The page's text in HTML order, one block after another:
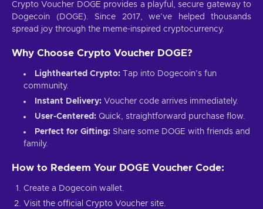
Crypto Voucher DOGE provides a playful, secure gateway to
Dogecoin (DOGE). Since 2017, we’ve helped thousands
spread joy through the meme-inspired cryptocurrency.
Why Choose Crypto Voucher DOGE?
Lighthearted Crypto: Tap into Dogecoin’s fun
community.
Instant Delivery: Voucher code arrives immediately.
User-Centered: Quick, straightforward purchase flow.
Perfect for Gifting: Share some DOGE with friends and
family.
How to Redeem Your DOGE Voucher Code:
Create a Dogecoin wallet.
Visit the official Crypto Voucher site.